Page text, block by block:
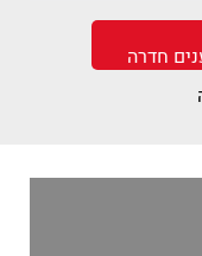
חדרה